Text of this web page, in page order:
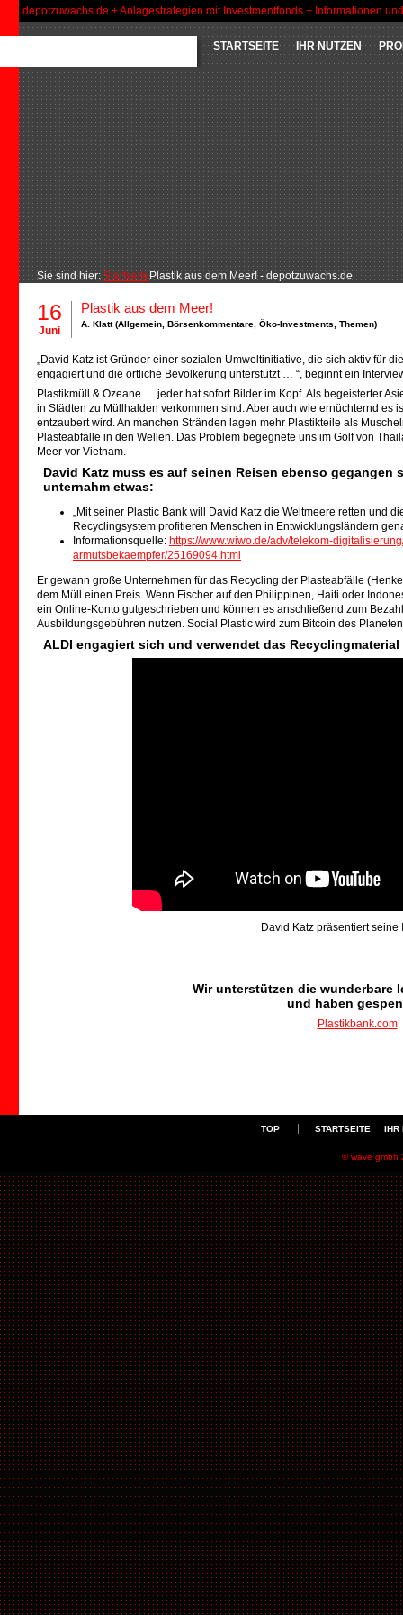
depotzuwachs.de + Anlagestrategien mit Investmentfonds + Informationen
STARTSEITE IHR NUTZEN
Sie sind hier: StartseitePlastik aus dem Meer! - depotzuwachs.de
16
Juni
Plastik aus dem Meer!
A. Klatt (Allgemein Börsenkommentare Öko-Investments Themen)
„David Katz ist Gründer einer sozialen Umweltinitiative, die sich aktiv für
engagiert und die örtliche Bevölkerung unterstützt … “, beginnt ein
Plastikmüll & Ozeane … jeder hat sofort Bilder im Kopf. Als begeisterter
in Städten zu Müllhalden verkommen sind. Aber auch wie ernüchternd es
entzaubert wird. An manchen Stränden lagen mehr Plastikteile als
Plasteabfälle in den Wellen. Das Problem begegnete uns im Golf von
Meer vor Vietnam.
David Katz muss es auf seinen Reisen ebenso gegangen
unternahm etwas:
„Mit seiner Plastic Bank will David Katz die Weltmeere retten und
Recyclingsystem profitieren Menschen in Entwicklungsländern
Informationsquelle: https://www.wiwo.de/adv/telekom-
armutsbekaempfer/25169094.html
Er gewann große Unternehmen für das Recycling der Plasteabfälle
dem Müll einen Preis. Wenn Fischer auf den Philippinen, Haiti oder
ein Online-Konto gutgeschrieben und können es anschließend zum
Ausbildungsgebühren nutzen. Social Plastic wird zum Bitcoin des
ALDI engagiert sich und verwendet das
David Katz präsentiert seine
Wir unterstützen die wunderbare
und haben
Plastikbank.com
TOP STARTSEITE IHR
© wave gmbh